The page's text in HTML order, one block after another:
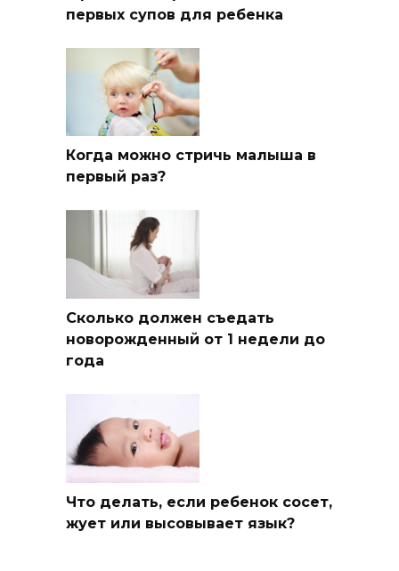
первых супов для ребенка
Когда можно стричь малыша в
первый раз?
Сколько должен съедать
новорожденный от 1 недели до
года
Что делать, если ребенок сосет,
жует или высовывает язык?